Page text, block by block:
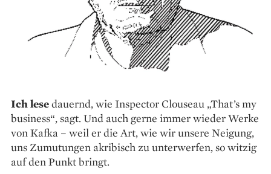
Ich lesedauernd, wie Inspector Clouseau „That’s my
business“, sagt. Und auch gerne immer wieder Werke
von Kafka – weil er die Art, wie wir unsere Neigung,
uns Zumutungen akribisch zu unterwerfen, so witzig
auf den Punkt bringt.